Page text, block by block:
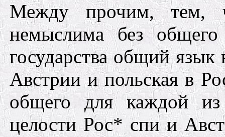
Между прочим, тем,
немыслима без
государства общий язык
Австрии и польская в
общего для каждой
целости Рос*спи и